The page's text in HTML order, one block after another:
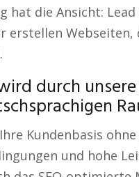
hat die Ansicht:
erstellen
durch
Kundenbasis
und hohe